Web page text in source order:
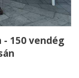
150 vendég